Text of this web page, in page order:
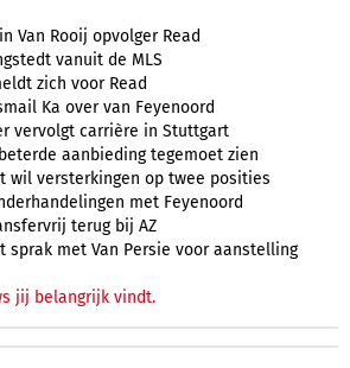
Van Rooij opvolger Read
vanuit de MLS
zich voor Read
Ka over van Feyenoord
vervolgt carrière in Stuttgart
aanbieding tegemoet zien
wil versterkingen op twee posities
met Feyenoord
terug bij AZ
sprak met Van Persie voor aanstelling
jij belangrijk vindt.